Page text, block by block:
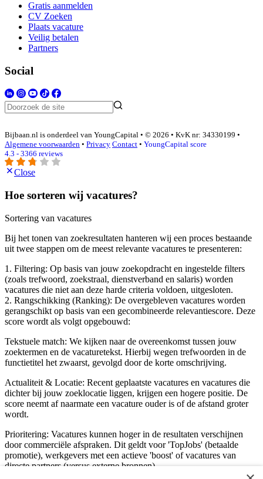
Gratis aanmelden
CV Zoeken
Plaats vacature
Veilig betalen
Partners
Social
Bijbaan.nl is onderdeel van YoungCapital • © 2026 • KvK nr: 34330199 •
Algemene voorwaarden • Privacy Contact • YoungCapital score
4.3 - 3366 reviews
Close
Hoe sorteren wij vacatures?
Sortering van vacatures
Bij het tonen van zoekresultaten hanteren wij een proces bestaande
uit twee stappen om de meest relevante vacatures te presenteren:
1. Filtering: Op basis van jouw zoekopdracht en ingestelde filters
(zoals trefwoord, zoekstraal, dienstverband en salaris) worden
vacatures die niet aan deze harde criteria voldoen, uitgesloten.
2. Rangschikking (Ranking): De overgebleven vacatures worden
gerangschikt op basis van een gecombineerde relevantiescore. Deze
score wordt als volgt opgebouwd:
Tekstuele match: We kijken naar de overeenkomst tussen jouw
zoektermen en de vacaturetekst. Hierbij wegen trefwoorden in de
functietitel het zwaarst, gevolgd door de korte omschrijving.
Actualiteit & Locatie: Recent geplaatste vacatures en vacatures die
dichter bij jouw zoeklocatie liggen, krijgen een hogere positie. De
score neemt af naarmate een vacature ouder is of de afstand groter
wordt.
Prioritering: Vacatures kunnen hoger in de resultaten verschijnen
door commerciële afspraken. Dit geldt voor 'TopJobs' (betaalde
promotie), werkgevers met een actieve 'boost' of vacatures van
directe partners (versus externe bronnen).